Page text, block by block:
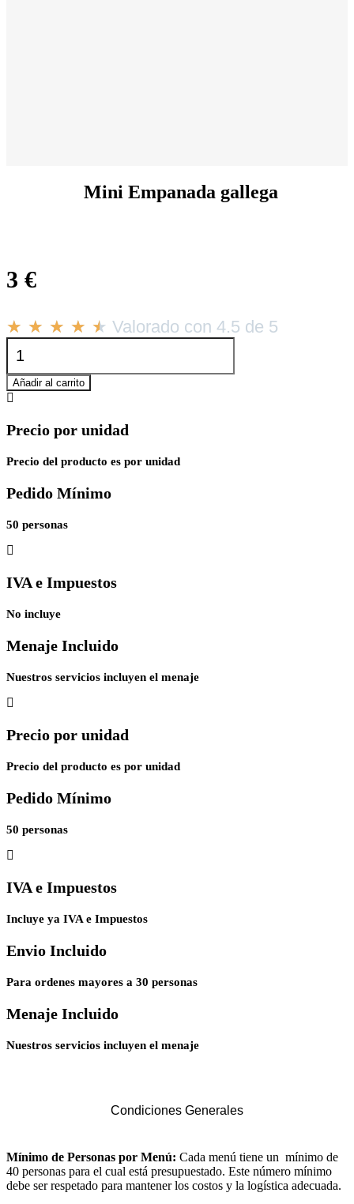
Mini Empanada gallega
3 €
★ ★ ★ ★ ★ Valorado con 4.5 de 5
Mini
Empanada
gallega
cantidad
Añadir al carrito
Precio por unidad
Precio del producto es por unidad
Pedido Mínimo
50 personas
IVA e Impuestos
No incluye
Menaje Incluido
Nuestros servicios incluyen el menaje
Precio por unidad
Precio del producto es por unidad
Pedido Mínimo
50 personas
IVA e Impuestos
Incluye ya IVA e Impuestos
Envio Incluido
Para ordenes mayores a 30 personas
Menaje Incluido
Nuestros servicios incluyen el menaje
Condiciones Generales
Mínimo de Personas por Menú: Cada menú tiene un mínimo de
40 personas para el cual está presupuestado. Este número mínimo
debe ser respetado para mantener los costos y la logística adecuada.